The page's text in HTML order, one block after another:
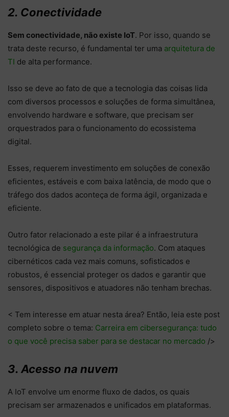
2. Conectividade
Sem conectividade, não existe IoT. Por isso, quando se
trata deste recurso, é fundamental ter uma arquitetura de
TI de alta performance.
Isso se deve ao fato de que a tecnologia das coisas lida
com diversos processos e soluções de forma simultânea,
envolvendo hardware e software, que precisam ser
orquestrados para o funcionamento do ecossistema
digital.
Esses, requerem investimento em soluções de conexão
eficientes, estáveis e com baixa latência, de modo que o
tráfego dos dados aconteça de forma ágil, organizada e
eficiente.
Outro fator relacionado a este pilar é a infraestrutura
tecnológica de segurança da informação. Com ataques
cibernéticos cada vez mais comuns, sofisticados e
robustos, é essencial proteger os dados e garantir que
sensores, dispositivos e atuadores não tenham brechas.
< Tem interesse em atuar nesta área? Então, leia este post
completo sobre o tema: Carreira em cibersegurança: tudo
o que você precisa saber para se destacar no mercado />
3. Acesso na nuvem
A IoT envolve um enorme fluxo de dados, os quais
precisam ser armazenados e unificados em plataformas.